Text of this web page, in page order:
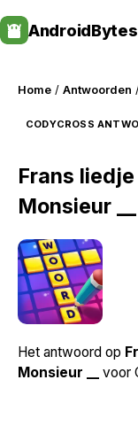
to
content
AndroidBytes
Home / Antwoorden
CODYCROSS
Frans
Monsieur __
Het antwoord op
Monsieur __
voor